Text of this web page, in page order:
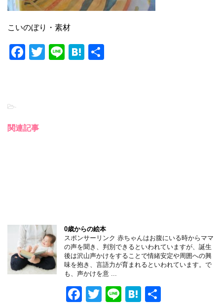
こいのぼり・素材
F
o
T
Li
H
-
関連記事
0歳からの絵本
スポンサーリンク 赤ちゃんはお腹にいる時からママ
の声を聞き、判別できるといわれていますが、誕生
後は沢山声かけをすることで情緒安定や周囲への興
味を抱き、言語力が育まれるといわれています。で
も、声かけを意 ...
F
T
Li
H